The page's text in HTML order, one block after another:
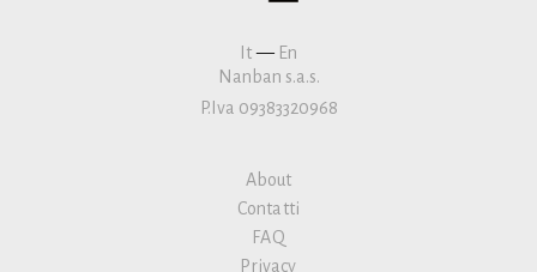
It— En
Nanban s.a.s.
P.Iva 09383320968
About
Contatti
FAQ
Privacy